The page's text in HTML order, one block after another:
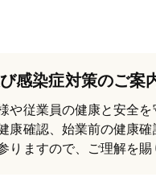
感染症対策のご案
や従業員の健康と安全
康確認、始業前の健康
りますので、ご理解を賜